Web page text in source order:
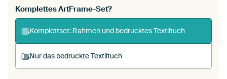
Komplettes ArtFrame-Set?
Komplettset: Rahmen und bedrucktes Textiltuch
Nur das bedruckte Textiltuch